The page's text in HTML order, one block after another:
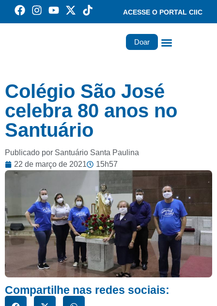
ACESSE O PORTAL CIIC
Doar
Colégio São José
celebra 80 anos no
Santuário
Publicado por Santuário Santa Paulina
22 de março de 2021
15h57
Compartilhe nas redes sociais: